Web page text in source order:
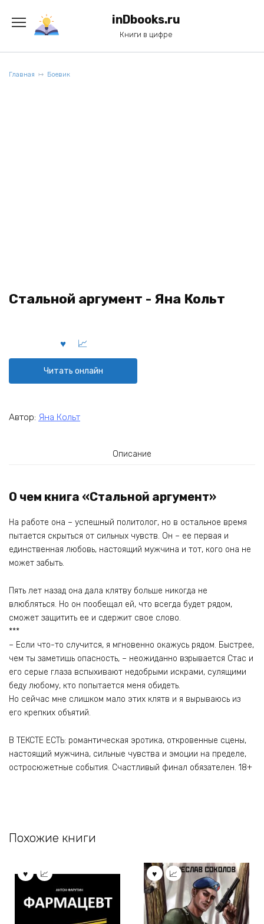
содержанию
inDbooks.ru
Книги в цифре
Главная Боевик
Стальной аргумент - Яна Кольт
Читать онлайн
Автор: Яна Кольт
Описание
О чем книга «Стальной аргумент»
На работе она – успешный политолог, но в остальное время
пытается скрыться от сильных чувств. Он – ее первая и
единственная любовь, настоящий мужчина и тот, кого она не
может забыть.
Пять лет назад она дала клятву больше никогда не
влюбляться. Но он пообещал ей, что всегда будет рядом,
сможет защитить ее и сдержит свое слово.
***
– Если что-то случится, я мгновенно окажусь рядом. Быстрее,
чем ты заметишь опасность, – неожиданно взрывается Стас и
его серые глаза вспыхивают недобрыми искрами, сулящими
беду любому, кто попытается меня обидеть.
Но сейчас мне слишком мало этих клятв и я вырываюсь из
его крепких объятий.
В ТЕКСТЕ ЕСТЬ: романтическая эротика, откровенные сцены,
настоящий мужчина, сильные чувства и эмоции на пределе,
остросюжетные события. Счастливый финал обязателен. 18+
Похожие книги